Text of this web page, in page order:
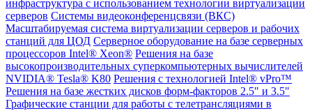
инфраструктура с использованием технологии виртуализации
серверов Системы видеоконференцсвязи (ВКС)
Масштабируемая система виртуализации серверов и рабочих
станций для ЦОД Серверное оборудование на базе серверных
процессоров Intel® Xeon® Решения на базе
высокопроизводительных суперкомпьютерных вычислителей
NVIDIA® Tesla® K80 Решения с технологией Intel® vPro™
Решения на базе жестких дисков форм-факторов 2.5" и 3.5"
Графические станции для работы с телетрансляциями в